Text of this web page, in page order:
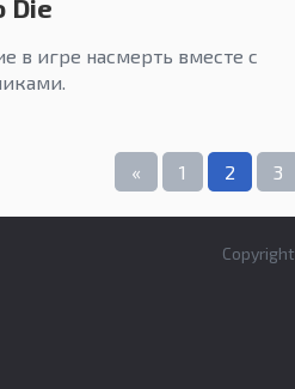
Die
в игре насмерть вместе с
« 1 2 3
Copyright